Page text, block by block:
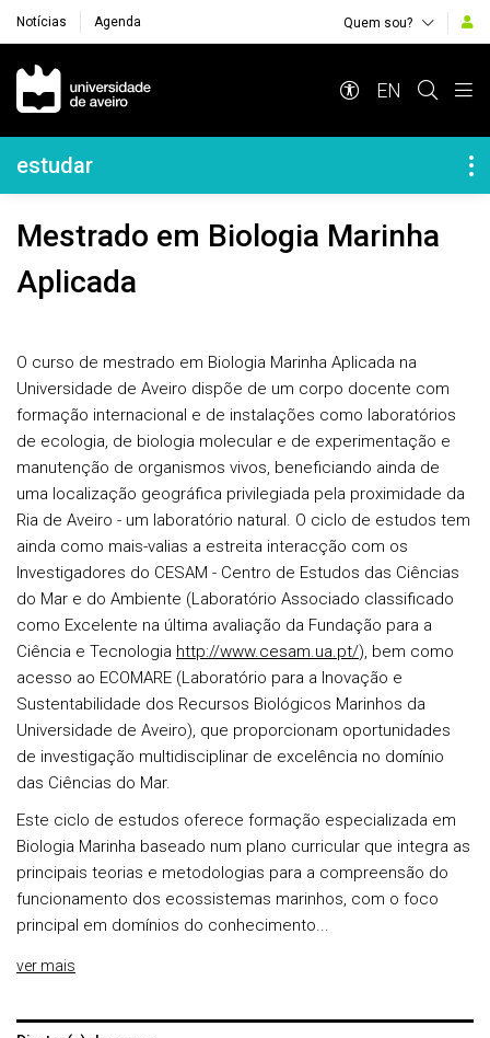
Notícias Agenda Quem sou?
Navegação Principal
EN
Navegação Lateral
estudar
Mestrado em Biologia Marinha
Aplicada
O curso de mestrado em Biologia Marinha Aplicada na
Universidade de Aveiro dispõe de um corpo docente com
formação internacional e de instalações como laboratórios
de ecologia, de biologia molecular e de experimentação e
manutenção de organismos vivos, beneficiando ainda de
uma localização geográfica privilegiada pela proximidade da
Ria de Aveiro - um laboratório natural. O ciclo de estudos tem
ainda como mais-valias a estreita interacção com os
Investigadores do CESAM - Centro de Estudos das Ciências
do Mar e do Ambiente (Laboratório Associado classificado
como Excelente na última avaliação da Fundação para a
Ciência e Tecnologia http://www.cesam.ua.pt/), bem como
acesso ao ECOMARE (Laboratório para a Inovação e
Sustentabilidade dos Recursos Biológicos Marinhos da
Universidade de Aveiro), que proporcionam oportunidades
de investigação multidisciplinar de excelência no domínio
das Ciências do Mar.
Este ciclo de estudos oferece formação especializada em
Biologia Marinha baseado num plano curricular que integra as
principais teorias e metodologias para a compreensão do
funcionamento dos ecossistemas marinhos, com o foco
principal em domínios do conhecimento...
ver mais